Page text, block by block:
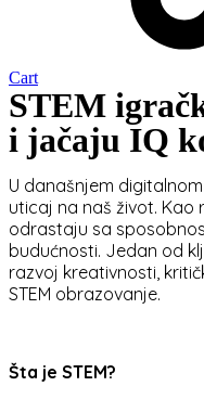
Cart
STEM
i jačaju IQ
U današnjem
uticaj na naš život. Kao
odrastaju sa
budućnosti. Jedan od
razvoj kreativnosti,
STEM obrazovanje.
Šta je STEM?